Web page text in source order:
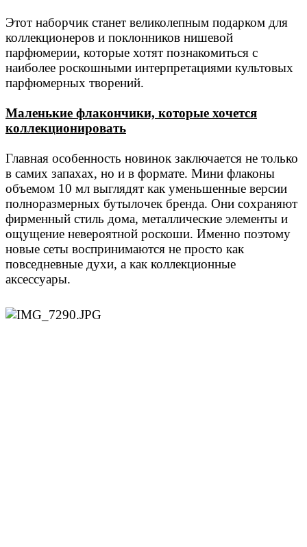
Этот наборчик станет великолепным подарком для
коллекционеров и поклонников нишевой
парфюмерии, которые хотят познакомиться с
наиболее роскошными интерпретациями культовых
парфюмерных творений.
Маленькие флакончики, которые хочется
коллекционировать
Главная особенность новинок заключается не только
в самих запахах, но и в формате. Мини флаконы
объемом 10 мл выглядят как уменьшенные версии
полноразмерных бутылочек бренда. Они сохраняют
фирменный стиль дома, металлические элементы и
ощущение невероятной роскоши. Именно поэтому
новые сеты воспринимаются не просто как
повседневные духи, а как коллекционные
аксессуары.